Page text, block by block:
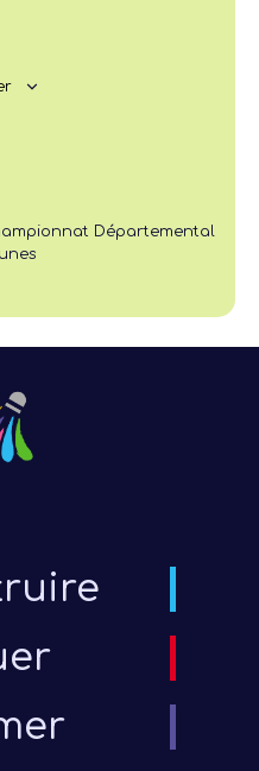
Départemental